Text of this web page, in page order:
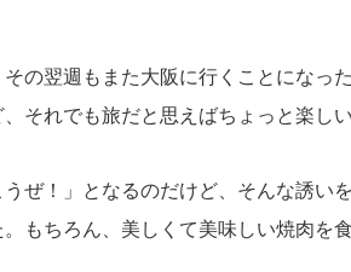
の翌週もまた大阪に行くことになっ
それでも旅だと思えばちょっと楽しい
ぜ！」となるのだけど、そんな誘い
もちろん、美しくて美味しい焼肉を食